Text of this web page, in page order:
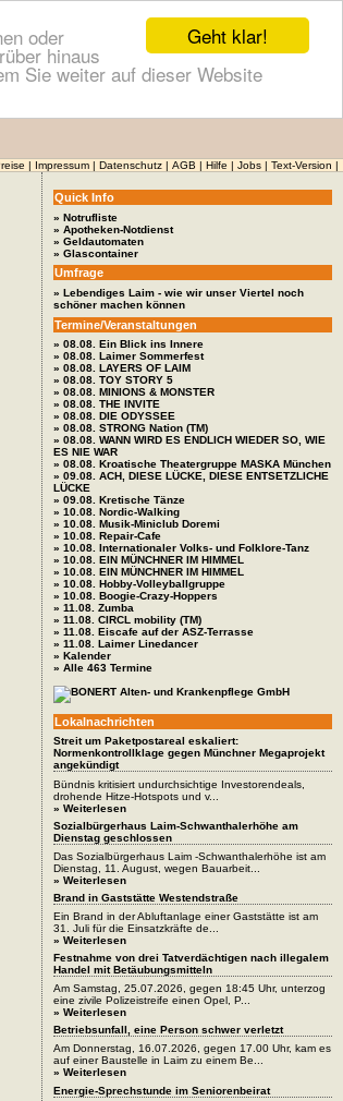
Geht klar!
oder
hinaus
Sie weiter auf dieser Website
Impressum Datenschutz AGB Hilfe Jobs Text-Version
Quick Info
» Notrufliste
» Apotheken-Notdienst
» Geldautomaten
» Glascontainer
Umfrage
» Lebendiges Laim - wie wir unser Viertel noch
schöner machen können
Termine/Veranstaltungen
» 08.08. Ein Blick ins Innere
» 08.08. Laimer Sommerfest
» 08.08. LAYERS OF LAIM
» 08.08. TOY STORY 5
» 08.08. MINIONS & MONSTER
» 08.08. THE INVITE
» 08.08. DIE ODYSSEE
» 08.08. STRONG Nation (TM)
» 08.08. WANN WIRD ES ENDLICH WIEDER SO, WIE
ES NIE WAR
» 08.08. Kroatische Theatergruppe MASKA München
» 09.08. ACH, DIESE LÜCKE, DIESE ENTSETZLICHE
LÜCKE
» 09.08. Kretische Tänze
» 10.08. Nordic-Walking
» 10.08. Musik-Miniclub Doremi
» 10.08. Repair-Cafe
» 10.08. Internationaler Volks- und Folklore-Tanz
» 10.08. EIN MÜNCHNER IM HIMMEL
» 10.08. EIN MÜNCHNER IM HIMMEL
» 10.08. Hobby-Volleyballgruppe
» 10.08. Boogie-Crazy-Hoppers
» 11.08. Zumba
» 11.08. CIRCL mobility (TM)
» 11.08. Eiscafe auf der ASZ-Terrasse
» 11.08. Laimer Linedancer
» Kalender
» Alle 463 Termine
Lokalnachrichten
Streit um Paketpostareal eskaliert:
Normenkontrollklage gegen Münchner Megaprojekt
angekündigt
Bündnis kritisiert undurchsichtige Investorendeals,
drohende Hitze-Hotspots und v...
» Weiterlesen
Sozialbürgerhaus Laim-Schwanthalerhöhe am
Dienstag geschlossen
Das Sozialbürgerhaus Laim -Schwanthalerhöhe ist am
Dienstag, 11. August, wegen Bauarbeit...
» Weiterlesen
Brand in Gaststätte Westendstraße
Ein Brand in der Abluftanlage einer Gaststätte ist am
31. Juli für die Einsatzkräfte de...
» Weiterlesen
Festnahme von drei Tatverdächtigen nach illegalem
Handel mit Betäubungsmitteln
Am Samstag, 25.07.2026, gegen 18:45 Uhr, unterzog
eine zivile Polizeistreife einen Opel, P...
» Weiterlesen
Betriebsunfall, eine Person schwer verletzt
Am Donnerstag, 16.07.2026, gegen 17.00 Uhr, kam es
auf einer Baustelle in Laim zu einem Be...
» Weiterlesen
Energie-Sprechstunde im Seniorenbeirat